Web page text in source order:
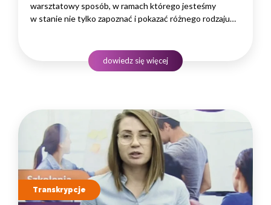
warsztatowy sposób, w ramach którego jesteśmy
w stanie nie tylko zapoznać i pokazać różnego rodzaju
do praktycznego treningu, podczas którego możemy
dowiedz się więcej
Transkrypcje